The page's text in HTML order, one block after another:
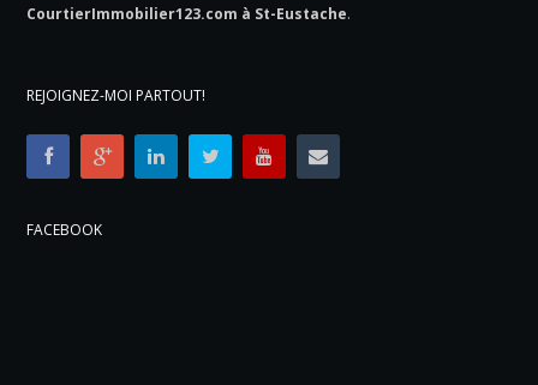
CourtierImmobilier123.com à St-Eustache.
REJOIGNEZ-MOI PARTOUT!
FACEBOOK